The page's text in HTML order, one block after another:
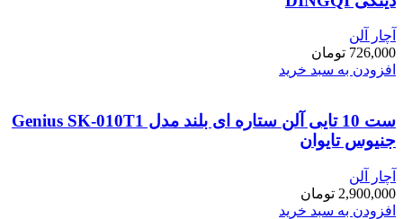
آچار آلن
726,000 تومان
افزودن به سبد خرید
ست 10 تایی آلن ستاره ای بلند مدل Genius SK-010T1
جنیوس تایوان
آچار آلن
2,900,000 تومان
افزودن به سبد خرید